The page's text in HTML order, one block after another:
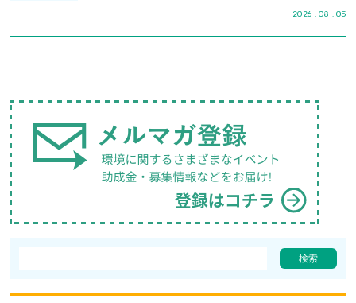
2026 . 08 . 05